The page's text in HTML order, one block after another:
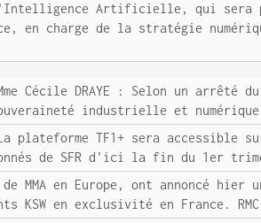
l'Intelligence Artificielle, qui sera
en charge de la stratégie
Cécile DRAYE : Selon un arrêté du
industrielle et
TF1+ sera accessible
de SFR d'ici la fin du 1er
MMA en Europe, ont annoncé hier
KSW en exclusivité en France.